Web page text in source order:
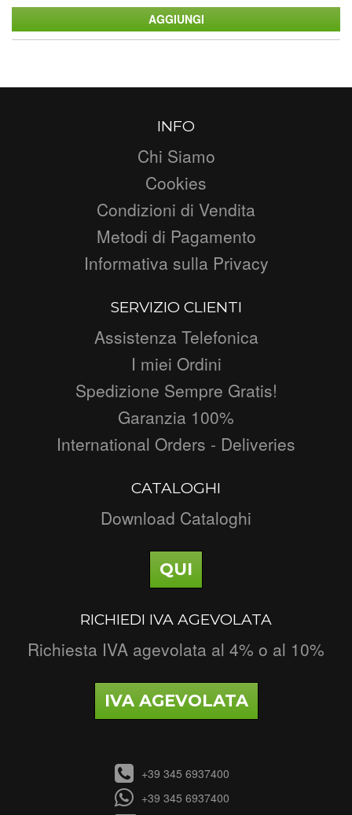
INFO
Chi Siamo
Cookies
Condizioni di Vendita
Metodi di Pagamento
Informativa sulla Privacy
SERVIZIO CLIENTI
Assistenza Telefonica
I miei Ordini
Spedizione Sempre Gratis!
Garanzia 100%
International Orders - Deliveries
CATALOGHI
Download Cataloghi
QUI
RICHIEDI IVA AGEVOLATA
Richiesta IVA agevolata al 4% o al 10%
IVA AGEVOLATA
+39 345 6937400
+39 345 6937400